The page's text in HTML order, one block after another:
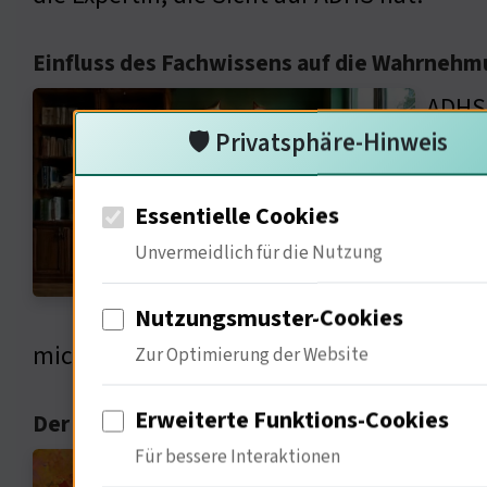
Einfluss des Fachwissens auf die
mich, wie der kreative Genius der Kultur,
Der Einfluss der Kreativität auf die
In
🛡️ Privatsphäre-Hinweis
Essentielle Cookies
Unvermeidlich für die Nutzung
Nutzungsmuster-Cookies
Zur Optimierung der Website
Erweiterte Funktions-Cookies
Für bessere Interaktionen